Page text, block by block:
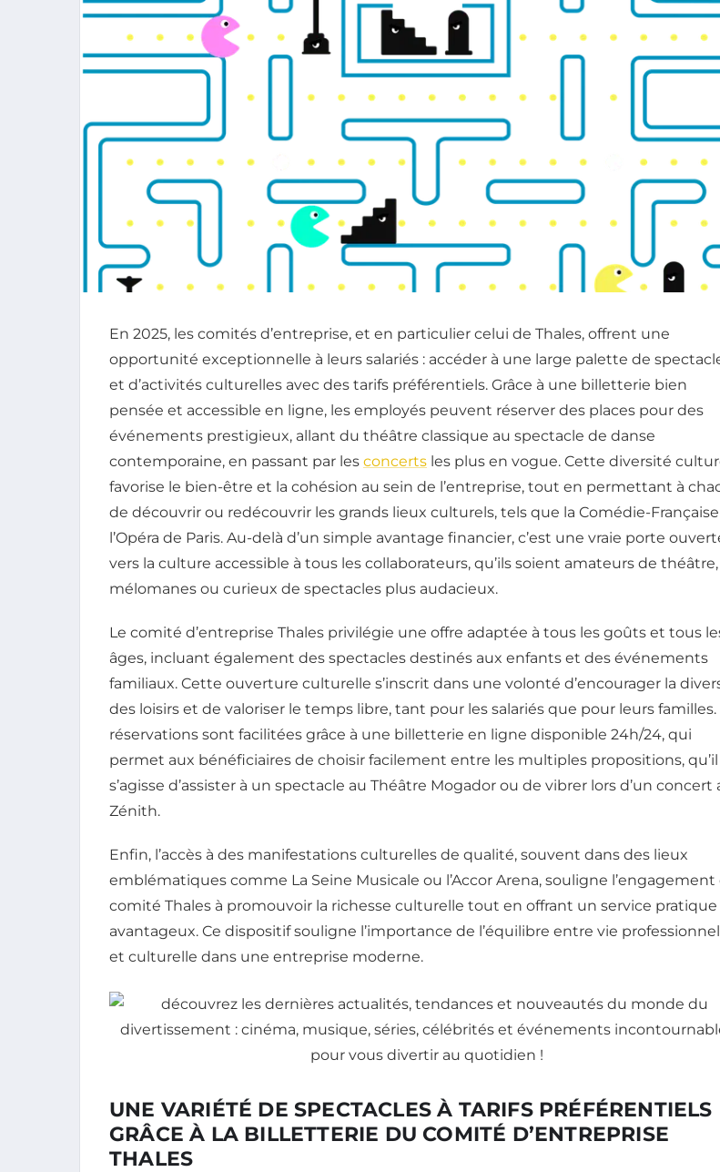
En 2025, les comités d’entreprise, et en particulier celui de Thales, offrent une
opportunité exceptionnelle à leurs salariés : accéder à une large palette de
et d’activités culturelles avec des tarifs préférentiels. Grâce à une billetterie bien
pensée et accessible en ligne, les employés peuvent réserver des places pour des
événements prestigieux, allant du théâtre classique au spectacle de danse
contemporaine, en passant par les concerts les plus en vogue. Cette diversité
favorise le bien-être et la cohésion au sein de l’entreprise, tout en permettant à
de découvrir ou redécouvrir les grands lieux culturels, tels que la Comédie-
l’Opéra de Paris. Au-delà d’un simple avantage financier, c’est une vraie porte
vers la culture accessible à tous les collaborateurs, qu’ils soient amateurs de théâtre,
mélomanes ou curieux de spectacles plus audacieux.
Le comité d’entreprise Thales privilégie une offre adaptée à tous les goûts et tous
âges, incluant également des spectacles destinés aux enfants et des événements
familiaux. Cette ouverture culturelle s’inscrit dans une volonté d’encourager la
des loisirs et de valoriser le temps libre, tant pour les salariés que pour leurs familles.
réservations sont facilitées grâce à une billetterie en ligne disponible 24h/24, qui
permet aux bénéficiaires de choisir facilement entre les multiples propositions, qu’il
s’agisse d’assister à un spectacle au Théâtre Mogador ou de vibrer lors d’un concert
Zénith.
Enfin, l’accès à des manifestations culturelles de qualité, souvent dans des lieux
emblématiques comme La Seine Musicale ou l’Accor Arena, souligne l’engagement
comité Thales à promouvoir la richesse culturelle tout en offrant un service
avantageux. Ce dispositif souligne l’importance de l’équilibre entre vie
et culturelle dans une entreprise moderne.
UNE VARIÉTÉ DE SPECTACLES À TARIFS PRÉFÉRENTIELS
GRÂCE À LA BILLETTERIE DU COMITÉ D’ENTREPRISE
THALES